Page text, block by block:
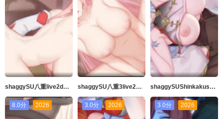
shaggySU八重live2danimepart2-H动漫Riban线视图-Hanime1.me shaggySU八重3live2dアニメGenshinImpact音声付フルバージョンきMP4 shaggySUShinkakusωωω动漫有了这些胸部你不可能成为仙女吧
8.0分 2026 3.0分 2026 3.0分 2026